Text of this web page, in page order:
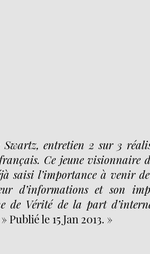
entretien 2 sur 3
Ce jeune visionnaire
saisi l’importance à venir
d’informations et son
de Vérité de la part
» Publié le 15 Jan 2013. »